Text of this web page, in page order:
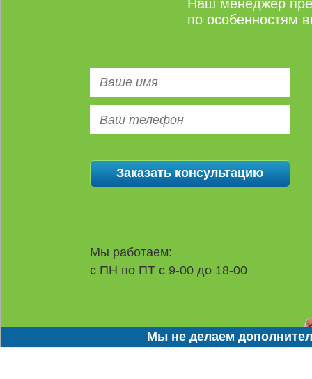
Наш менеджер
по особенностям
Мы работаем:
с ПН по ПТ с 9-00 до 18-00
Мы не делаем